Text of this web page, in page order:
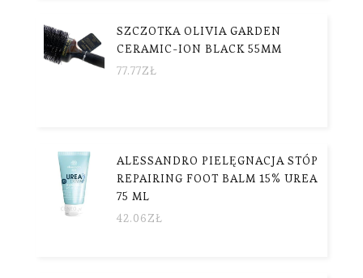
SZCZOTKA OLIVIA GARDEN
CERAMIC-ION BLACK 55MM
77.77ZŁ
ALESSANDRO PIELĘGNACJA STÓP
REPAIRING FOOT BALM 15% UREA
75 ML
42.06ZŁ